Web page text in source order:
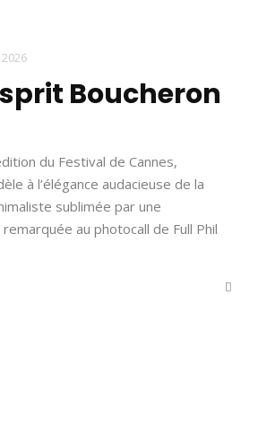
Boucheron
du Festival de Cannes,
à l’élégance audacieuse de la
sublimée par une
au photocall de Full Phil